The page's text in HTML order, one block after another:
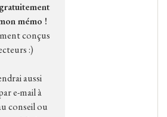
mémo !
conçus
:)
aussi
e-mail à
conseil ou